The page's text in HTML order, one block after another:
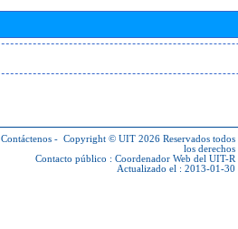
Contáctenos - Copyright © UIT 2026 Reservados todos
los derechos
Contacto público : Coordenador Web del UIT-R
Actualizado el : 2013-01-30